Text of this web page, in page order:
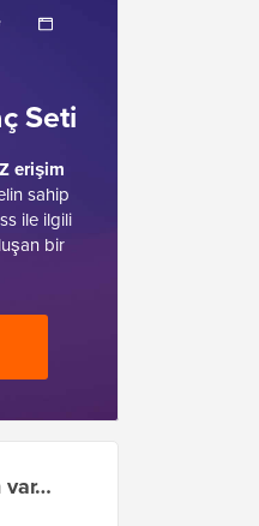
Seti
erişim
sahip
ile ilgili
bir
var…